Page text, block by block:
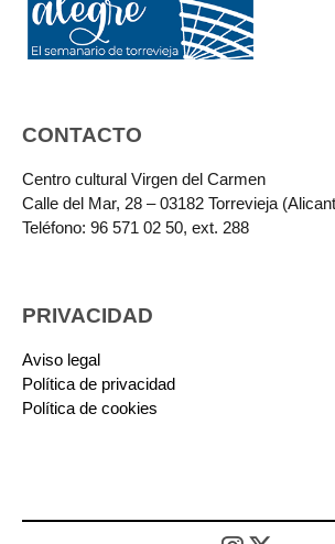
CONTACTO
Centro cultural Virgen del Carmen
Calle del Mar, 28 – 03182 Torrevieja
Teléfono: 96 571 02 50, ext. 288
PRIVACIDAD
Aviso legal
Política de privacidad
Política de cookies